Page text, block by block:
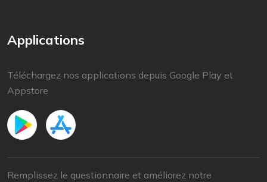
Applications
Téléchargez nos applications depuis Google Play et
Appstore
Remplissez le questionnaire et améliorez notre